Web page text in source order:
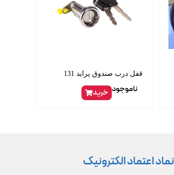
قفل درب صندوق پراید 131
ناموجود خرید
نماد اعتماد الکترونیک